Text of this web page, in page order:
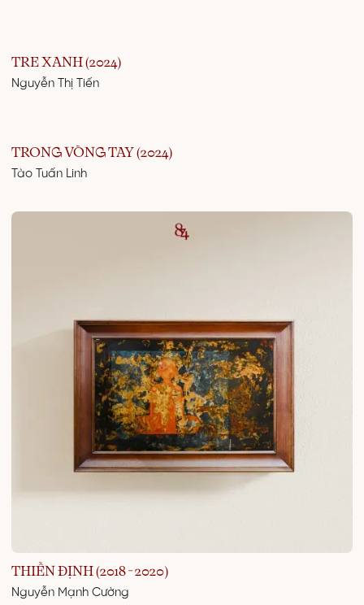
TRE XANH (2024)
Nguyễn Thị Tiến
TRONG VÒNG TAY (2024)
Tào Tuấn Linh
THIỀN ĐỊNH (2018 - 2020)
Nguyễn Mạnh Cường